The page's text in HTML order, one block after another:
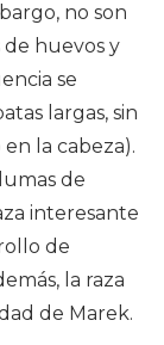
no son
huevos y
se
largas, sin
la cabeza).
de
interesante
de
la raza
de Marek.